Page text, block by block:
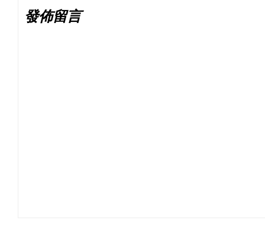
發佈留言